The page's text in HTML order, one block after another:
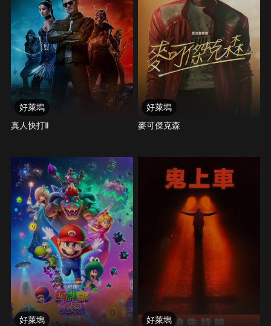
好萊塢
真人快打Ⅱ
好萊塢
麥可傑克森
好萊塢
好萊塢